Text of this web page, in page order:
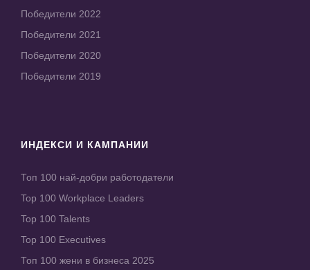
Победители 2022
Победители 2021
Победители 2020
Победители 2019
ИНДЕКСИ И КАМПАНИИ
Топ 100 най-добри работодатели
Top 100 Workplace Leaders
Top 100 Talents
Top 100 Executives
Топ 100 жени в бизнеса 2025